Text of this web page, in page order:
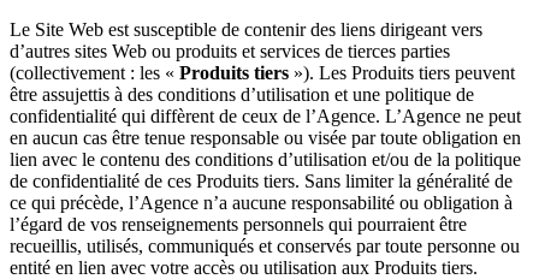
Le Site Web est susceptible de contenir des liens dirigeant vers
d’autres sites Web ou produits et services de tierces parties
(collectivement : les « Produits tiers »). Les Produits tiers peuvent
être assujettis à des conditions d’utilisation et une politique de
confidentialité qui diffèrent de ceux de l’Agence. L’Agence ne peut
en aucun cas être tenue responsable ou visée par toute obligation en
lien avec le contenu des conditions d’utilisation et/ou de la politique
de confidentialité de ces Produits tiers. Sans limiter la généralité de
ce qui précède, l’Agence n’a aucune responsabilité ou obligation à
l’égard de vos renseignements personnels qui pourraient être
recueillis, utilisés, communiqués et conservés par toute personne ou
entité en lien avec votre accès ou utilisation aux Produits tiers.